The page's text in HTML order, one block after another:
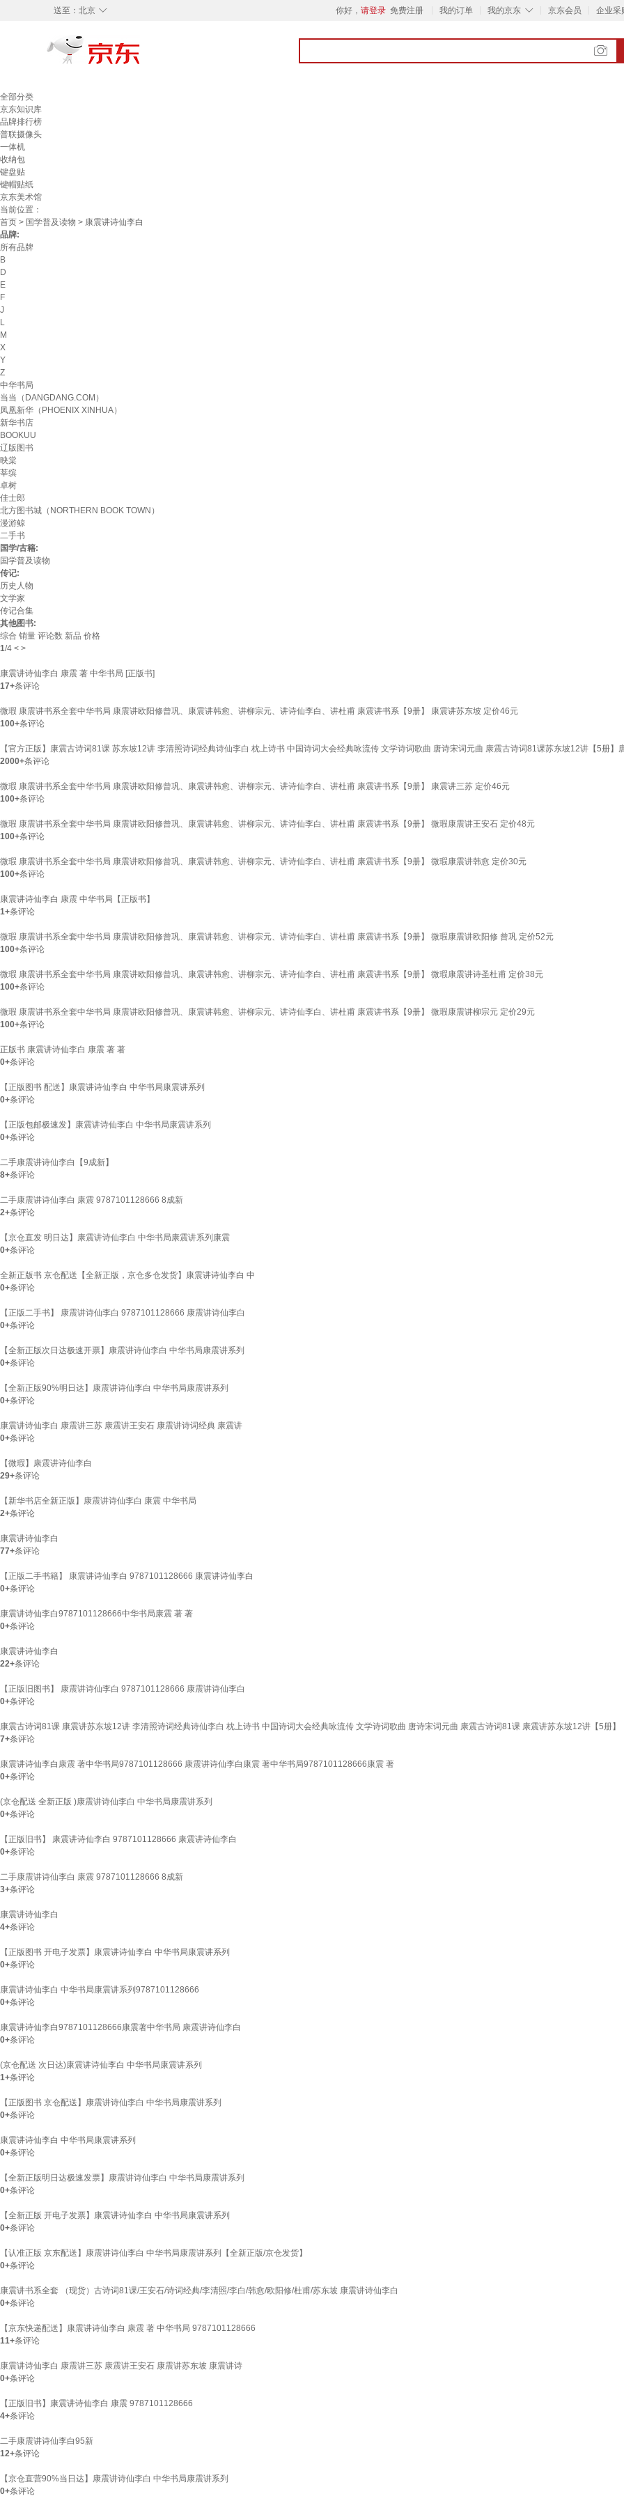
◇
送至： 北京 你好， 请登录 免费注册 我的订单 ◇
我的京东 京东会员 企业采
全部分类
京东知识库
品牌排行榜
普联摄像头
一体机
收纳包
键盘贴
键帽贴纸
京东美术馆
当前位置：
首页 > 国学普及读物 > 康震讲诗仙李白
品牌:
所有品牌
B
D
E
F
J
L
M
X
Y
Z
中华书局
当当（DANGDANG.COM）
凤凰新华（PHOENIX XINHUA）
新华书店
BOOKUU
辽版图书
映棠
莘缤
卓树
佳士郎
北方图书城（NORTHERN BOOK TOWN）
漫游鲸
二手书
国学/古籍:
国学普及读物
传记:
历史人物
文学家
传记合集
其他图书:
综合 销量 评论数 新品 价格
1/4 < >
康震讲诗仙李白 康震 著 中华书局 [正版书]
17+条评论
微瑕 康震讲书系全套中华书局 康震讲欧阳修曾巩、康震讲韩愈、讲柳宗元、讲诗仙李白、讲杜甫 康震讲书系【9册】 康震讲苏东坡 定价46元
100+条评论
【官方正版】康震古诗词81课 苏东坡12讲 李清照诗词经典诗仙李白 枕上诗书 中国诗词大会经典咏流传 文学诗词歌曲 唐诗宋词元曲 康震古诗词81课苏东坡12讲【5册】
2000+条评论
微瑕 康震讲书系全套中华书局 康震讲欧阳修曾巩、康震讲韩愈、讲柳宗元、讲诗仙李白、讲杜甫 康震讲书系【9册】 康震讲三苏 定价46元
100+条评论
微瑕 康震讲书系全套中华书局 康震讲欧阳修曾巩、康震讲韩愈、讲柳宗元、讲诗仙李白、讲杜甫 康震讲书系【9册】 微瑕康震讲王安石 定价48元
100+条评论
微瑕 康震讲书系全套中华书局 康震讲欧阳修曾巩、康震讲韩愈、讲柳宗元、讲诗仙李白、讲杜甫 康震讲书系【9册】 微瑕康震讲韩愈 定价30元
100+条评论
康震讲诗仙李白 康震 中华书局【正版书】
1+条评论
微瑕 康震讲书系全套中华书局 康震讲欧阳修曾巩、康震讲韩愈、讲柳宗元、讲诗仙李白、讲杜甫 康震讲书系【9册】 微瑕康震讲欧阳修 曾巩 定价52元
100+条评论
微瑕 康震讲书系全套中华书局 康震讲欧阳修曾巩、康震讲韩愈、讲柳宗元、讲诗仙李白、讲杜甫 康震讲书系【9册】 微瑕康震讲诗圣杜甫 定价38元
100+条评论
微瑕 康震讲书系全套中华书局 康震讲欧阳修曾巩、康震讲韩愈、讲柳宗元、讲诗仙李白、讲杜甫 康震讲书系【9册】 微瑕康震讲柳宗元 定价29元
100+条评论
正版书 康震讲诗仙李白 康震 著 著
0+条评论
【正版图书 配送】康震讲诗仙李白 中华书局康震讲系列
0+条评论
【正版包邮极速发】康震讲诗仙李白 中华书局康震讲系列
0+条评论
二手康震讲诗仙李白【9成新】
8+条评论
二手康震讲诗仙李白 康震 9787101128666 8成新
2+条评论
【京仓直发 明日达】康震讲诗仙李白 中华书局康震讲系列康震
0+条评论
全新正版书 京仓配送【全新正版，京仓多仓发货】康震讲诗仙李白 中
0+条评论
【正版二手书】 康震讲诗仙李白 9787101128666 康震讲诗仙李白
0+条评论
【全新正版次日达极速开票】康震讲诗仙李白 中华书局康震讲系列
0+条评论
【全新正版90%明日达】康震讲诗仙李白 中华书局康震讲系列
0+条评论
康震讲诗仙李白 康震讲三苏 康震讲王安石 康震讲诗词经典 康震讲
0+条评论
【微瑕】康震讲诗仙李白
29+条评论
【新华书店全新正版】康震讲诗仙李白 康震 中华书局
2+条评论
康震讲诗仙李白
77+条评论
【正版二手书籍】 康震讲诗仙李白 9787101128666 康震讲诗仙李白
0+条评论
康震讲诗仙李白9787101128666中华书局康震 著 著
0+条评论
康震讲诗仙李白
22+条评论
【正版旧图书】 康震讲诗仙李白 9787101128666 康震讲诗仙李白
0+条评论
康震古诗词81课 康震讲苏东坡12讲 李清照诗词经典诗仙李白 枕上诗书 中国诗词大会经典咏流传 文学诗词歌曲 唐诗宋词元曲 康震古诗词81课 康震讲苏东坡12讲【5册】
7+条评论
康震讲诗仙李白康震 著中华书局9787101128666 康震讲诗仙李白康震 著中华书局9787101128666康震 著
0+条评论
(京仓配送 全新正版 )康震讲诗仙李白 中华书局康震讲系列
0+条评论
【正版旧书】 康震讲诗仙李白 9787101128666 康震讲诗仙李白
0+条评论
二手康震讲诗仙李白 康震 9787101128666 8成新
3+条评论
康震讲诗仙李白
4+条评论
【正版图书 开电子发票】康震讲诗仙李白 中华书局康震讲系列
0+条评论
康震讲诗仙李白 中华书局康震讲系列9787101128666
0+条评论
康震讲诗仙李白9787101128666康震著中华书局 康震讲诗仙李白
0+条评论
(京仓配送 次日达)康震讲诗仙李白 中华书局康震讲系列
1+条评论
【正版图书 京仓配送】康震讲诗仙李白 中华书局康震讲系列
0+条评论
康震讲诗仙李白 中华书局康震讲系列
0+条评论
【全新正版明日达极速发票】康震讲诗仙李白 中华书局康震讲系列
0+条评论
【全新正版 开电子发票】康震讲诗仙李白 中华书局康震讲系列
0+条评论
【认准正版 京东配送】康震讲诗仙李白 中华书局康震讲系列【全新正版/京仓发货】
0+条评论
康震讲书系全套 （现货）古诗词81课/王安石/诗词经典/李清照/李白/韩愈/欧阳修/杜甫/苏东坡 康震讲诗仙李白
0+条评论
【京东快递配送】康震讲诗仙李白 康震 著 中华书局 9787101128666
11+条评论
康震讲诗仙李白 康震讲三苏 康震讲王安石 康震讲苏东坡 康震讲诗
0+条评论
【正版旧书】康震讲诗仙李白 康震 9787101128666
4+条评论
二手康震讲诗仙李白95新
12+条评论
【京仓直营90%当日达】康震讲诗仙李白 中华书局康震讲系列
0+条评论